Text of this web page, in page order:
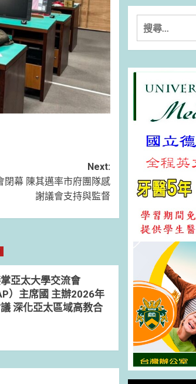
Next:
閉幕 陳其邁率市府團隊感
謝議會支持與監督
亞太大學交流會
）主席國 主辦2026年
深化亞太區域高教合
搜
尋
關
鍵